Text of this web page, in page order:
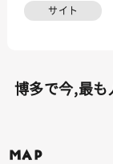
サイト
博多で今,最
MAP